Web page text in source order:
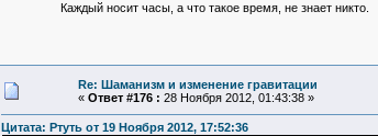
Каждый носит часы, а что такое время, не знает никто.
Re: Шаманизм и изменение гравитации
« Ответ #176 : 28 Ноября 2012, 01:43:38 »
Цитата: Ртуть от 19 Ноября 2012, 17:52:36